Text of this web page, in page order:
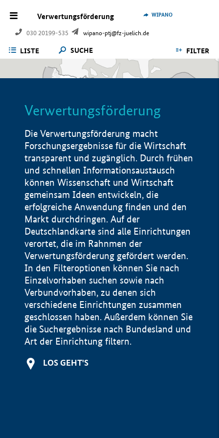
Verwertungsförderung
030 20199-535 wipano-ptj@fz-juelich.de
WIPANO
LISTE SUCHE FILTER
Verwertungsförderung
Die Verwertungsförderung macht
Forschungsergebnisse für die Wirtschaft
transparent und zugänglich. Durch frühen
und schnellen Informationsaustausch
können Wissenschaft und Wirtschaft
gemeinsam Ideen entwickeln, die
erfolgreiche Anwendung finden und den
Markt durchdringen. Auf der
Deutschlandkarte sind alle Einrichtungen
verortet, die im Rahnmen der
Verwertungsförderung gefördert werden.
In den Filteroptionen können Sie nach
Einzelvorhaben suchen sowie nach
Verbundvorhaben, zu denen sich
verschiedene Einrichtungen zusammen
geschlossen haben. Außerdem können Sie
die Suchergebnisse nach Bundesland und
Art der Einrichtung filtern.
LOS GEHT'S